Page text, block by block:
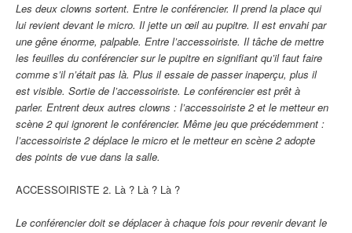
Les deux clowns sortent. Entre le conférencier. Il prend la place qui
lui revient devant le micro. Il jette un œil au pupitre. Il est envahi par
une gêne énorme, palpable. Entre l’accessoiriste. Il tâche de mettre
les feuilles du conférencier sur le pupitre en signifiant qu’il faut faire
comme s’il n’était pas là. Plus il essaie de passer inaperçu, plus il
est visible. Sortie de l’accessoiriste. Le conférencier est prêt à
parler. Entrent deux autres clowns : l’accessoiriste 2 et le metteur en
scène 2 qui ignorent le conférencier. Même jeu que précédemment :
l’accessoiriste 2 déplace le micro et le metteur en scène 2 adopte
des points de vue dans la salle.
ACCESSOIRISTE 2. Là ? Là ? Là ?
Le conférencier doit se déplacer à chaque fois pour revenir devant le